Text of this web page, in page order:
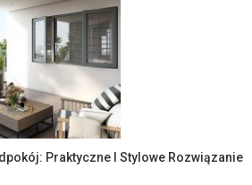
Praktyczne I Stylowe Rozwiązanie